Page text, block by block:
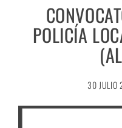
POLICÍA
30 JULIO